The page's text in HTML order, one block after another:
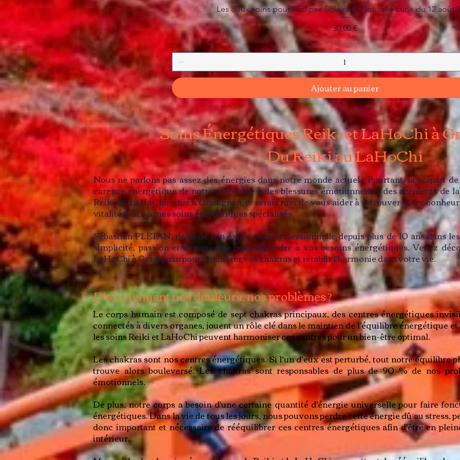
Aperçu rapide
Les deux soins pour l'Eclipse Solaire et Nouvelle Lune du 12 août
Prix
30,00 €
TVA Incluse
Ajouter au panier
Soins Énergétiques Reiki et LaHoChi à
Du Reiki au LaHoChi
Nous ne parlons pas assez des énergies dans notre monde actuel ! Pourtant, la plupart
carence énergétique de notre corps due à des blessures émotionnelles, des accidents de
Reiki au LaHoChi, situé à Gradignan, je serais ravi de vous aider à retrouver votre
vitalité grâce à mes soins énergétiques spécialisés.
Sébastien PLETAN, riche de son expérience professionnelle depuis plus de 10 ans dans
simplicité, passion et dynamisme pour répondre à vos besoins énergétiques. Venez
LaHoChi à Gradignan pour équilibrer vos chakras et rétablir l'harmonie dans votre vie.
D'où viennent nos douleurs, nos problèmes ?
Le corps humain est composé de sept chakras principaux, des centres énergétiques
connectés à divers organes, jouent un rôle clé dans le maintien de l'équilibre énergétique
les soins Reiki et LaHoChi peuvent harmoniser ces centres pour un bien-être optimal.
Les chakras sont nos centres énergétiques. Si l’un d’eux est perturbé, tout notre équilibre
trouve alors bouleversé. Les chakras sont responsables de plus de 90 % de nos
émotionnels.
De plus, notre corps a besoin d'une certaine quantité d'énergie universelle pour faire
énergétiques. Dans la vie de tous les jours, nous pouvons perdre cette énergie dû au stress,
donc important et nécessaire de rééquilibrer ces centres énergétiques afin d'être en
intérieur.